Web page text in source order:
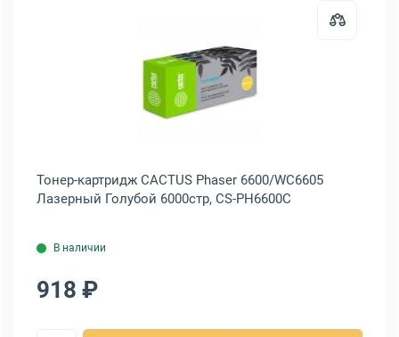
Xerox Phaser 6600/WC6605 Лазерный Желтый 6000стр,
Открыть товар: Тонер-картридж
Тонер-картридж CACTUS Phaser 6600/WC6605
Лазерный Голубой 6000стр, CS-PH6600C
В наличии
918 ₽